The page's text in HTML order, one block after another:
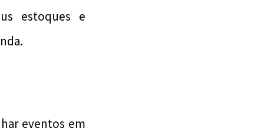
estoques e
eventos em